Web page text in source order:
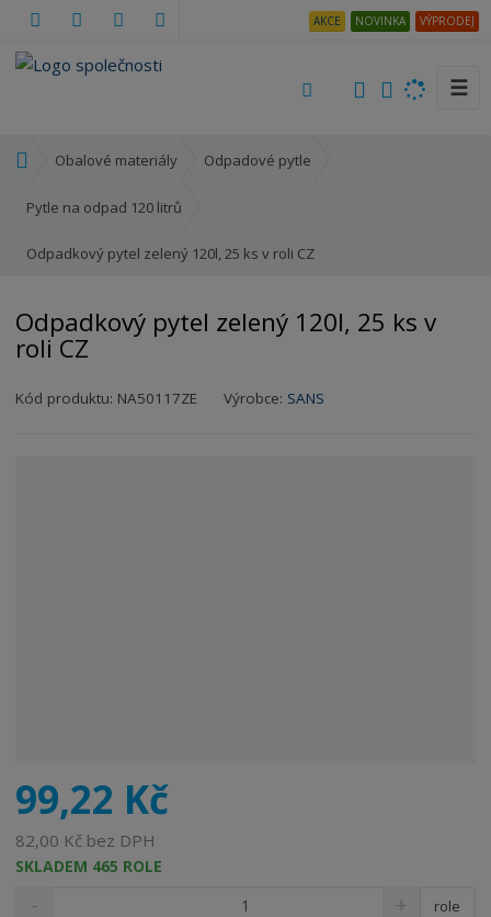
AKCE NOVINKA VÝPRODEJ
☰
o
n
t
r
n
Obalové materiály Odpadové pytle
Pytle na odpad 120 litrů
Odpadkový pytel zelený 120l, 25 ks v roli CZ
Odpadkový pytel zelený 120l, 25 ks v
roli CZ
Kód produktu: NA50117ZE Výrobce: SANS
99,22 Kč
82,00 Kč bez DPH
SKLADEM 465 ROLE
role